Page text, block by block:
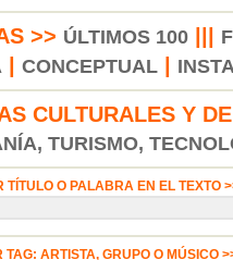
>> ÚLTIMOS 100|||
CONCEPTUAL
CULTURALES Y
TURISMO,
TÍTULO O PALABRA EN EL TEXTO
TAG: ARTISTA, GRUPO O MÚSICO